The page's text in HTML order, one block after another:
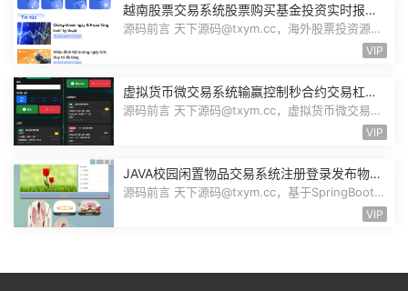
越南股票交易系统股票购买基金投资实时报价
交易信息投资组合海外股票投资PHP源码
源码前言 天下源码@txym.cc，海外股票投资源
VIP
虚拟货币微交易系统输赢控制秒合约交易杠杆
交易现货交易跟单员模式纯英文版源码BitTong
源码前言 天下源码@txym.cc，虚拟货币微交易投
VIP
JAVA校园闲置物品交易系统注册登录发布物品
搜索物品物品交易文章资讯商家管理源码
源码前言 天下源码@txym.cc，基于SpringBoot的
VIP